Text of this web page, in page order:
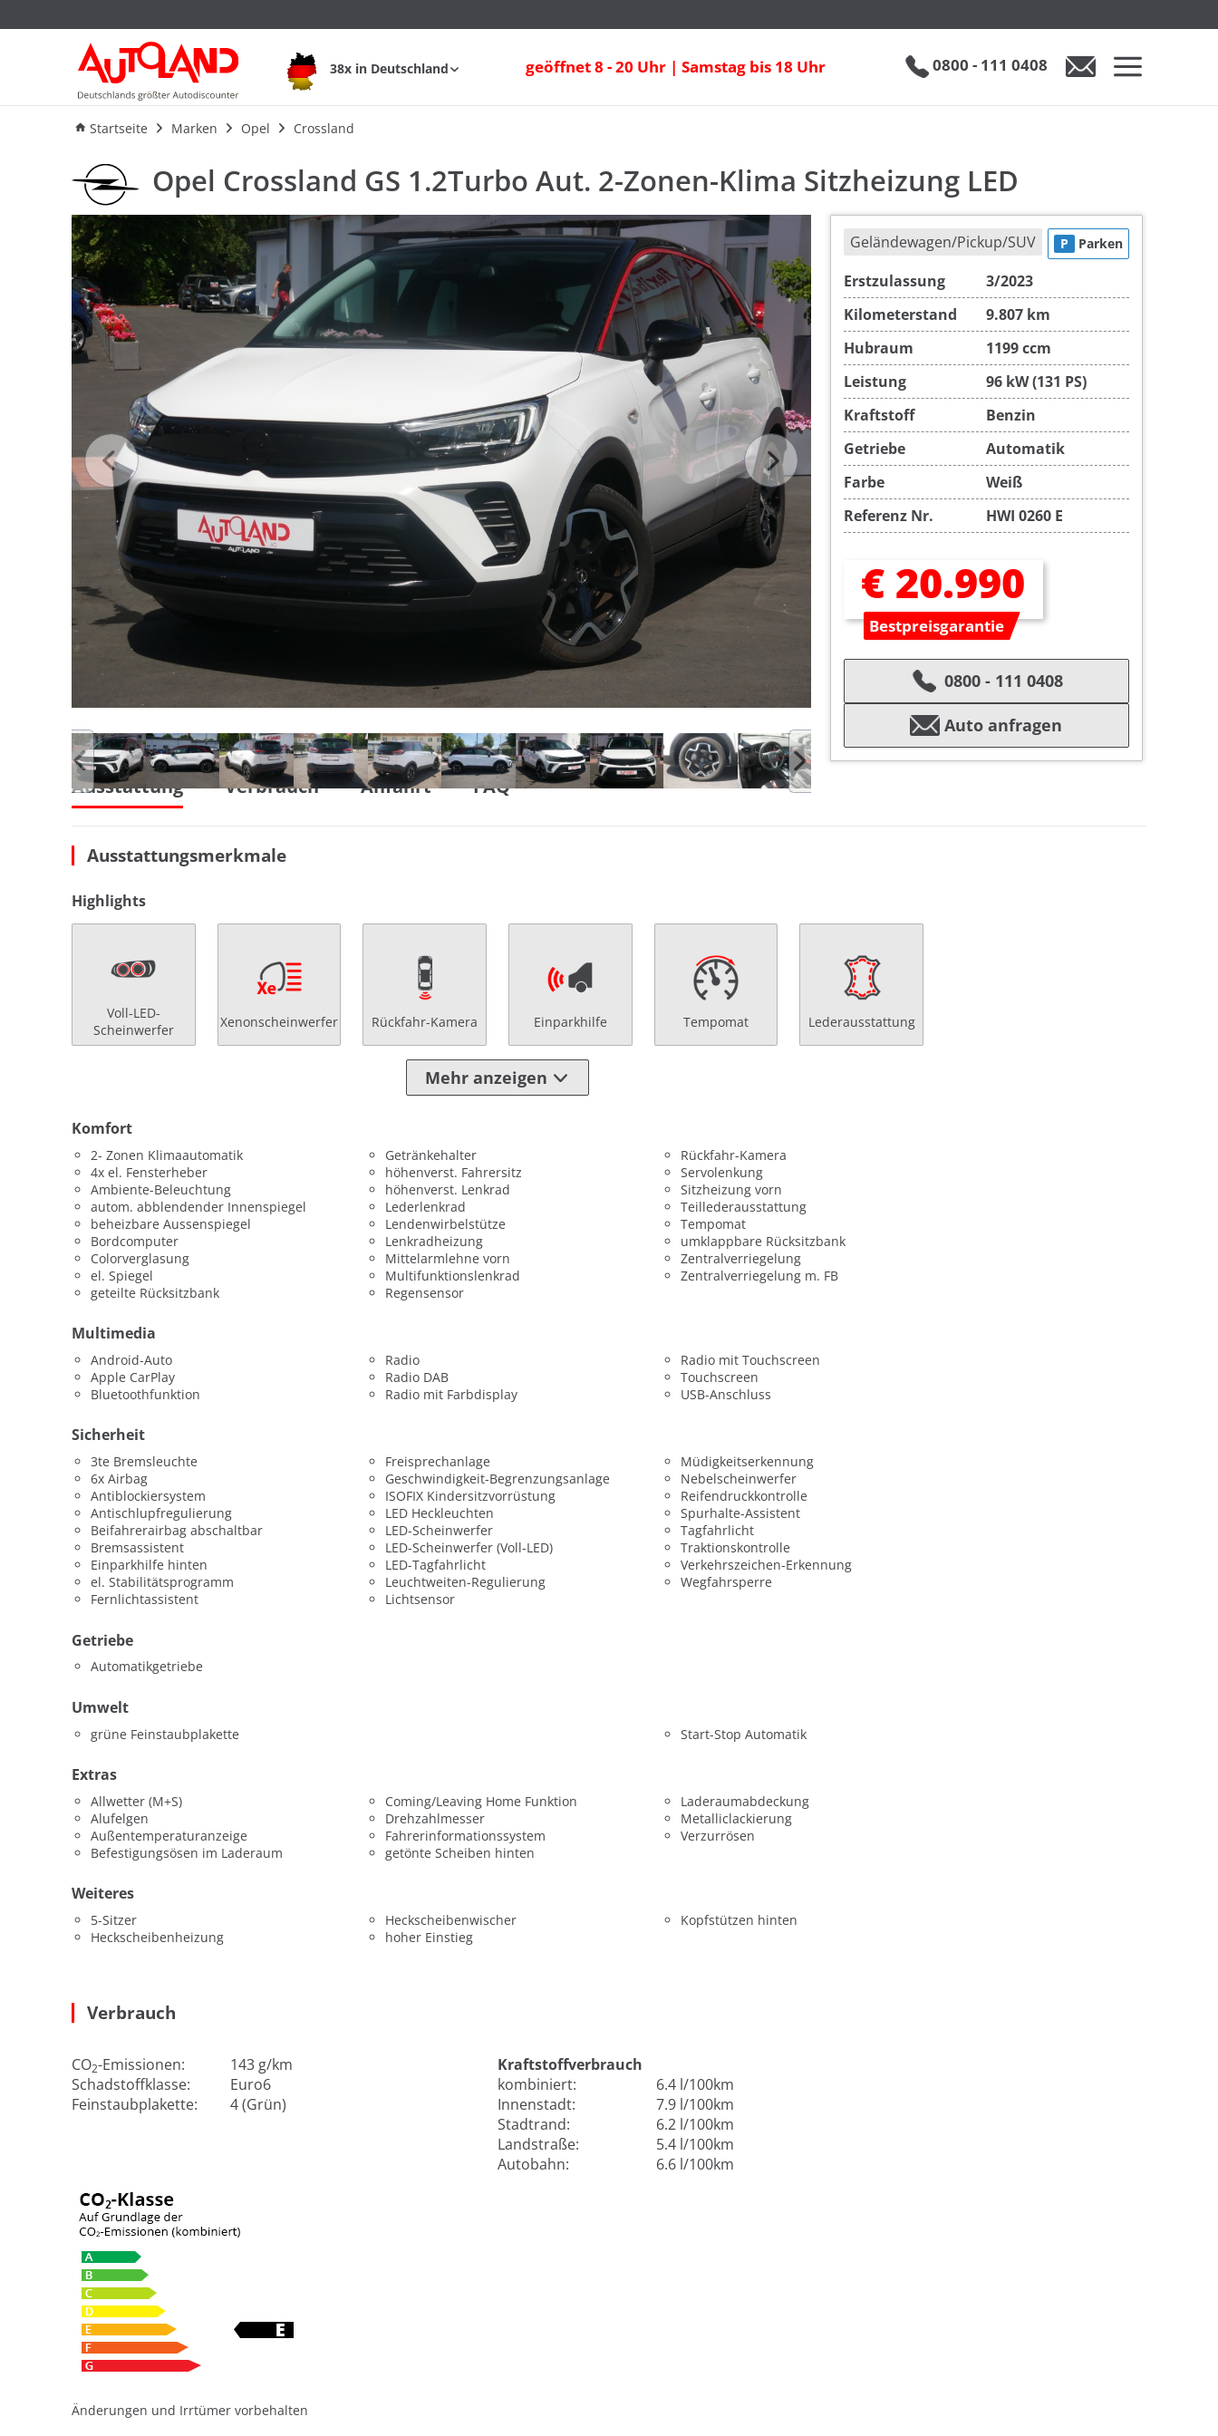
38x in Deutschland geöffnet 8 - 20 Uhr | Samstag bis 18 Uhr 0800 - 111 0408
Startseite Marken Opel Crossland
Opel Crossland GS 1.2Turbo Aut. 2-Zonen-Klima Sitzheizung LED
Ausstattung Verbrauch
Opel Crossland GS 1.2Turbo Aut. 2-Zonen-Klima Sitzheizung LED
Geländewagen/Pickup/SUV P Parken
Erstzulassung
3/2023
Kilometerstand
9.807 km
Hubraum
1199 ccm
Leistung
96 kW (131 PS)
Kraftstoff
Benzin
Getriebe
Automatik
Farbe
Weiß
Referenz Nr.
HWI 0260 E
€ 20.990
Bestpreisgarantie
0800 - 111 0408
Auto anfragen
Ausstattung Verbrauch Anfahrt FAQ
Ausstattungsmerkmale
Highlights
Voll-LED-
Scheinwerfer
Xenonscheinwerfer Rückfahr-Kamera Einparkhilfe Tempomat Lederausstattung
Mehr anzeigen
Komfort
2- Zonen Klimaautomatik
4x el. Fensterheber
Ambiente-Beleuchtung
autom. abblendender Innenspiegel
beheizbare Aussenspiegel
Bordcomputer
Colorverglasung
el. Spiegel
geteilte Rücksitzbank
Getränkehalter
höhenverst. Fahrersitz
höhenverst. Lenkrad
Lederlenkrad
Lendenwirbelstütze
Lenkradheizung
Mittelarmlehne vorn
Multifunktionslenkrad
Regensensor
Rückfahr-Kamera
Servolenkung
Sitzheizung vorn
Teillederausstattung
Tempomat
umklappbare Rücksitzbank
Zentralverriegelung
Zentralverriegelung m. FB
Multimedia
Android-Auto
Apple CarPlay
Bluetoothfunktion
Radio
Radio DAB
Radio mit Farbdisplay
Radio mit Touchscreen
Touchscreen
USB-Anschluss
Sicherheit
3te Bremsleuchte
6x Airbag
Antiblockiersystem
Antischlupfregulierung
Beifahrerairbag abschaltbar
Bremsassistent
Einparkhilfe hinten
el. Stabilitätsprogramm
Fernlichtassistent
Freisprechanlage
Geschwindigkeit-Begrenzungsanlage
ISOFIX Kindersitzvorrüstung
LED Heckleuchten
LED-Scheinwerfer
LED-Scheinwerfer (Voll-LED)
LED-Tagfahrlicht
Leuchtweiten-Regulierung
Lichtsensor
Müdigkeitserkennung
Nebelscheinwerfer
Reifendruckkontrolle
Spurhalte-Assistent
Tagfahrlicht
Traktionskontrolle
Verkehrszeichen-Erkennung
Wegfahrsperre
Getriebe
Automatikgetriebe
Umwelt
grüne Feinstaubplakette Start-Stop Automatik
Extras
Allwetter (M+S)
Alufelgen
Außentemperaturanzeige
Befestigungsösen im Laderaum
Coming/Leaving Home Funktion
Drehzahlmesser
Fahrerinformationssystem
getönte Scheiben hinten
Laderaumabdeckung
Metalliclackierung
Verzurrösen
Weiteres
5-Sitzer
Heckscheibenheizung
Heckscheibenwischer
hoher Einstieg
Kopfstützen hinten
Verbrauch
CO2-Emissionen:
143 g/km
Schadstoffklasse:
Euro6
Feinstaubplakette:
4 (Grün)
Kraftstoffverbrauch
kombiniert:
6.4 l/100km
Innenstadt:
7.9 l/100km
Stadtrand:
6.2 l/100km
Landstraße:
5.4 l/100km
Autobahn:
6.6 l/100km
Änderungen und Irrtümer vorbehalten